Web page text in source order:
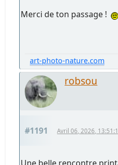
Merci de ton passage !
art-photo-nature.com
robsou
#1191 Avril 06, 2026,